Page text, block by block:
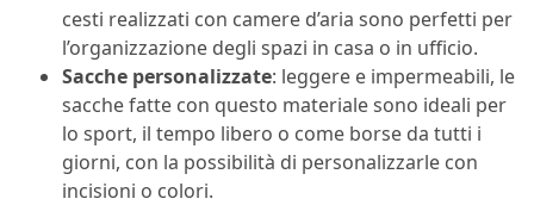
cesti realizzati con camere d’aria sono perfetti per
l’organizzazione degli spazi in casa o in ufficio.
Sacche personalizzate: leggere e impermeabili, le
sacche fatte con questo materiale sono ideali per
lo sport, il tempo libero o come borse da tutti i
giorni, con la possibilità di personalizzarle con
incisioni o colori.